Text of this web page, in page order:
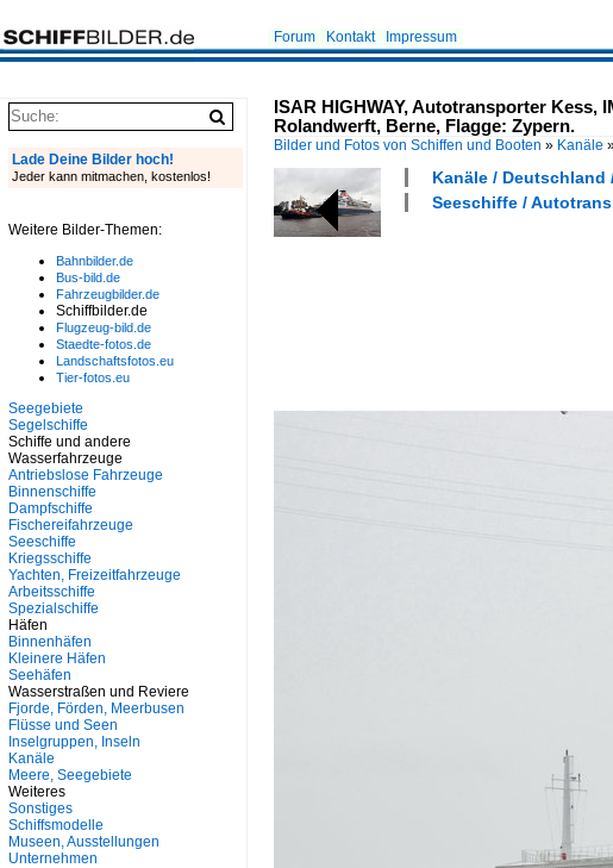
Forum Kontakt Impressum
ISAR HIGHWAY, Autotransporter Kess,
Rolandwerft, Berne, Flagge: Zypern.
Bilder und Fotos von Schiffen und Booten » Kanäle
Kanäle / Deutschland
Seeschiffe /
Lade Deine Bilder hoch!
Jeder kann mitmachen, kostenlos!
Weitere Bilder-Themen:
Bahnbilder.de
Bus-bild.de
Fahrzeugbilder.de
Schiffbilder.de
Flugzeug-bild.de
Staedte-fotos.de
Landschaftsfotos.eu
Tier-fotos.eu
Seegebiete
Segelschiffe
Schiffe und andere
Wasserfahrzeuge
Antriebslose Fahrzeuge
Binnenschiffe
Dampfschiffe
Fischereifahrzeuge
Seeschiffe
Kriegsschiffe
Yachten, Freizeitfahrzeuge
Arbeitsschiffe
Spezialschiffe
Häfen
Binnenhäfen
Kleinere Häfen
Seehäfen
Wasserstraßen und Reviere
Fjorde, Förden, Meerbusen
Flüsse und Seen
Inselgruppen, Inseln
Kanäle
Meere, Seegebiete
Weiteres
Sonstiges
Schiffsmodelle
Museen, Ausstellungen
Unternehmen